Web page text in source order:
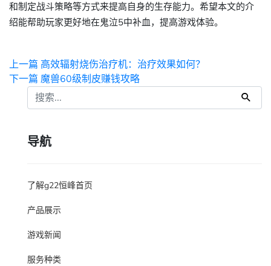
和制定战斗策略等方式来提高自身的生存能力。希望本文的介
绍能帮助玩家更好地在鬼泣5中补血，提高游戏体验。
上一篇 高效辐射烧伤治疗机：治疗效果如何？
下一篇 魔兽60级制皮赚钱攻略
导航
了解g22恒峰首页
产品展示
游戏新闻
服务种类